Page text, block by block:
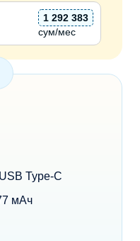
1 292 383
сум/мес
Type-C
мАч